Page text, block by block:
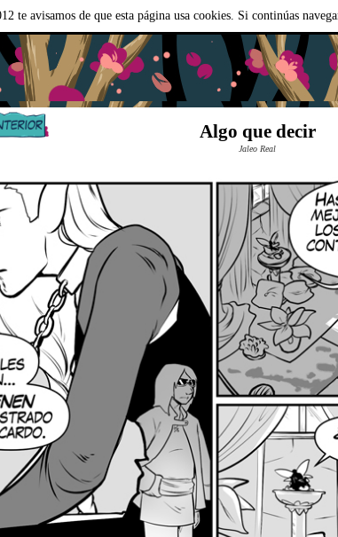
te avisamos de que esta página usa cookies. Si continúas
Algo que decir
Jaleo Real